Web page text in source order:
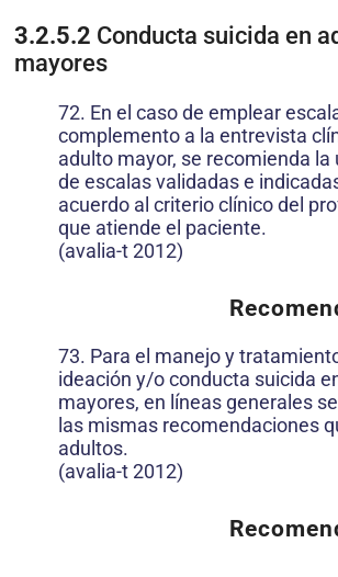
3.2.5.2 Conducta suicida en
mayores
72. En el caso de emplear
complemento a la entrevista
adulto mayor, se recomienda la
de escalas validadas e
acuerdo al criterio clínico del
que atiende el paciente.
(avalia-t 2012)
73. Para el manejo y
ideación y/o conducta suicida
mayores, en líneas generales
las mismas recomendaciones
adultos.
(avalia-t 2012)